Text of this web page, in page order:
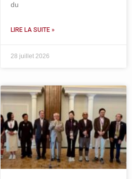
du
LIRE LA SUITE »
28 juillet 2026